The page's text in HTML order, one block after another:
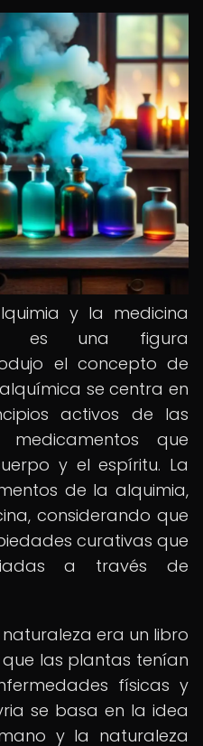
y la medicina
es una figura
el concepto de
se centra en
activos de las
que
y el espíritu. La
de la alquimia,
considerando que
curativas que
a través de
era un libro
las plantas tenían
físicas y
se basa en la idea
y la naturaleza